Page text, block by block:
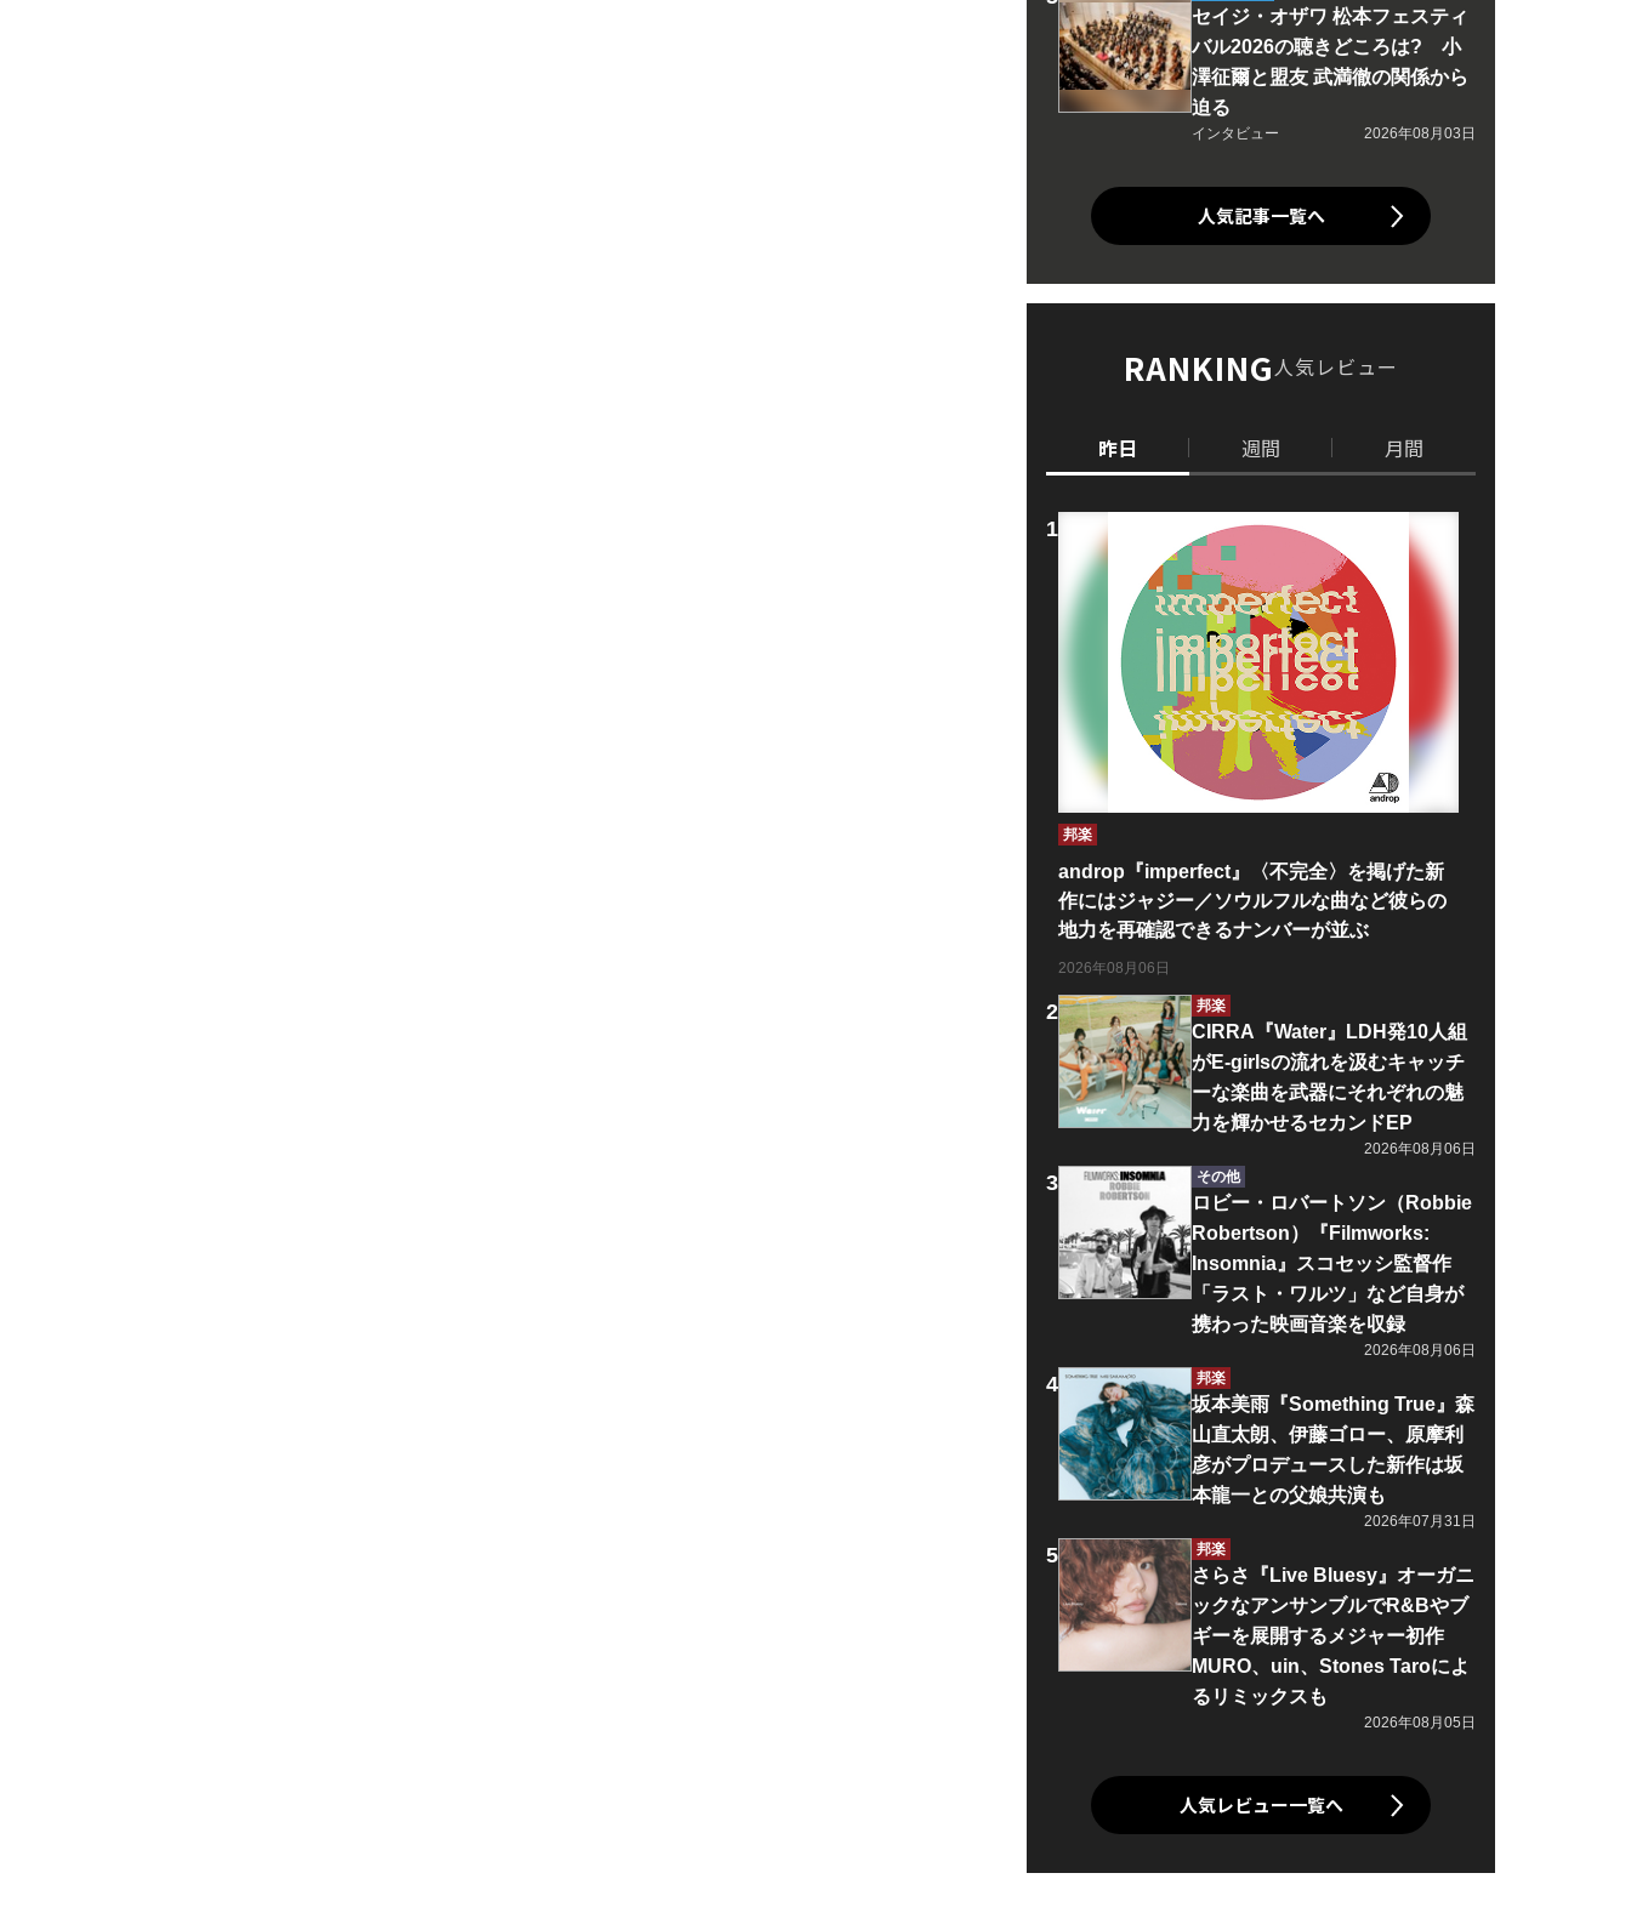
セイジ・オザワ 松本フェスティ
バル2026の聴きどころは? 小
澤征爾と盟友 武満徹の関係から
迫る
インタビュー 2026年08月03日
人気記事一覧へ
RANKING人気レビュー
昨日 週間 月間
邦楽
androp『imperfect』〈不完全〉を掲げた新
作にはジャジー／ソウルフルな曲など彼らの
地力を再確認できるナンバーが並ぶ
2026年08月06日
邦楽
CIRRA『Water』LDH発10人組
がE-girlsの流れを汲むキャッチ
ーな楽曲を武器にそれぞれの魅
力を輝かせるセカンドEP
2026年08月06日
その他
ロビー・ロバートソン（Robbie
Robertson）『Filmworks:
Insomnia』スコセッシ監督作
「ラスト・ワルツ」など自身が
携わった映画音楽を収録
2026年08月06日
邦楽
坂本美雨『Something True』森
山直太朗、伊藤ゴロー、原摩利
彦がプロデュースした新作は坂
本龍一との父娘共演も
2026年07月31日
邦楽
さらさ『Live Bluesy』オーガニ
ックなアンサンブルでR&Bやブ
ギーを展開するメジャー初作
MURO、uin、Stones Taroによ
るリミックスも
2026年08月05日
人気レビュー一覧へ